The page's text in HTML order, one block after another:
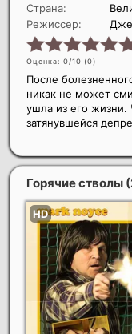
Страна:
Режиссер:
Оценка: 0/10 (0)
После
никак не может
ушла из его жизни.
затянувшейся
Горячие стволы